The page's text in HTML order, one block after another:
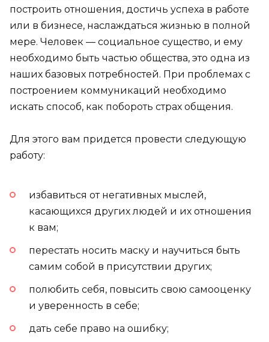
построить отношения, достичь успеха в работе
или в бизнесе, наслаждаться жизнью в полной
мере. Человек — социальное существо, и ему
необходимо быть частью общества, это одна из
наших базовых потребностей. При проблемах с
построением коммуникаций необходимо
искать способ, как побороть страх общения.
Для этого вам придется провести следующую
работу:
избавиться от негативных мыслей,
касающихся других людей и их отношения
к вам;
перестать носить маску и научиться быть
самим собой в присутствии других;
полюбить себя, повысить свою самооценку
и уверенность в себе;
дать себе право на ошибку;